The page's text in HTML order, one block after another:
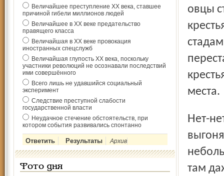
Величайшее преступление ХХ века, ставшее
причиной гибели миллионов людей
Величайшее в ХХ веке предательство
правящего класса
Величайшая в ХХ веке провокация
иностранных спецслужб
Величайшая глупость ХХ века, поскольку
участники революций не осознавали последствий
ими совершённого
Всего лишь не удавшийся социальный
эксперимент
Следствие преступной слабости
государственной власти
Неудачное стечение обстоятельств, при
котором события развивались спонтанно
Архив
Фото дня
овцы
места.
Нет-нет, совсем на улицу большую часть всё-таки не
там